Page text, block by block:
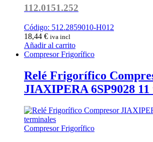
112.0151.252
Código: 512.2859010-H012
18,44 € iva incl
Añadir al carrito
Compresor Frigorífico
Relé Frigorífico
JIAXIPERA 6SP9028
Compresor Frigorífico